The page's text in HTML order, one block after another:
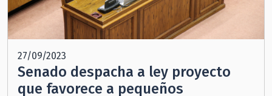
27/09/2023
Senado despacha a ley proyecto
que favorece a pequeños